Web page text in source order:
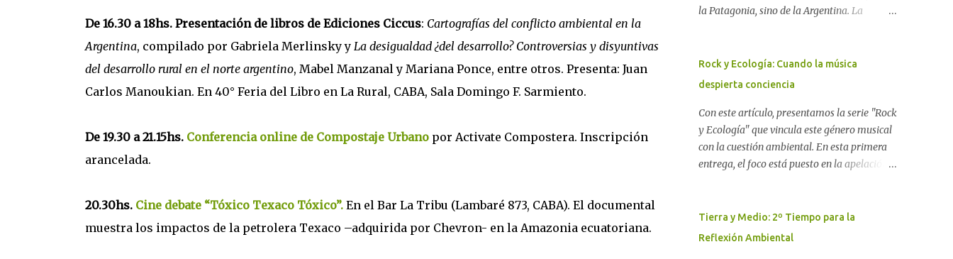
De 16.30 a 18hs. Presentación de libros de Ediciones Ciccus: Cartografías del conflicto ambiental en la
Argentina, compilado por Gabriela Merlinsky y La desigualdad ¿del desarrollo? Controversias y disyuntivas
del desarrollo rural en el norte argentino, Mabel Manzanal y Mariana Ponce, entre otros. Presenta: Juan
Carlos Manoukian. En 40° Feria del Libro en La Rural, CABA, Sala Domingo F. Sarmiento.
De 19.30 a 21.15hs. Conferencia online de Compostaje Urbanopor Activate Compostera. Inscripción
arancelada.
20.30hs. Cine debate “Tóxico Texaco Tóxico”.En el Bar La Tribu (Lambaré 873, CABA). El documental
muestra los impactos de la petrolera Texaco –adquirida por Chevron- en la Amazonia ecuatoriana.
la Patagonia, sino de la Argentina. La
para construir un basurero de residuos
nucleares en Gastre (centro-norte de
avanzó un proyecto legislativo nacional al
respecto. En este artículo, la investigadora
Ayelen Dichdji reconstruye la historia del
Movimiento Antinuclear de Chubut (MACH)
territorial frente a las imposiciones de la
tecnocracia nuclear globalizada. Dossier N°
Rock y Ecología: Cuando la música
despierta conciencia
Con este artículo, presentamos la serie "Rock
y Ecología" que vincula este género musical
con la cuestión ambiental. En esta primera
entrega, el foco está puesto en la apelación
Desde el legendario El Oso hasta las
recientes apariciones de la Pachama Mama
Tierra y Medio: 2º Tiempo para la
Reflexión Ambiental